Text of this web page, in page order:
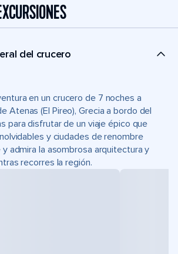
del crucero
en un crucero de 7 noches a
Atenas (El Pireo), Grecia a bordo del
para disfrutar de un viaje épico que
y ciudades de renombre
y admira la asombrosa arquitectura y
recorres la región.